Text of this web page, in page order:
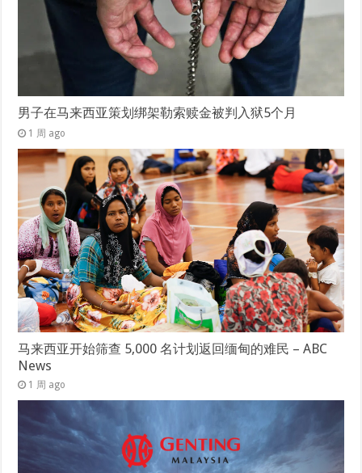
男子在马来西亚策划绑架勒索赎金被判入狱5个月
1 周 ago
马来西亚开始筛查 5,000 名计划返回缅甸的难民 – ABC
News
1 周 ago